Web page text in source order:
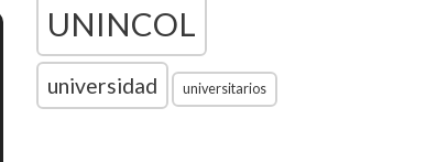
UNINCOL
universidad universitarios